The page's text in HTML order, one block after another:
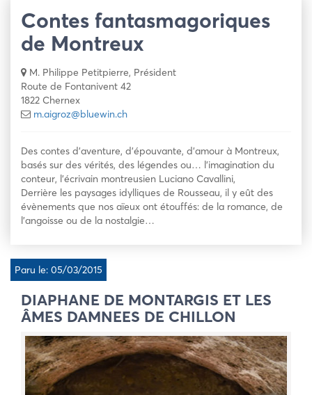
Contes fantasmagoriques
de Montreux
M. Philippe Petitpierre, Président
Route de Fontanivent 42
1822 Chernex
m.aigroz@bluewin.ch
Des contes d’aventure, d’épouvante, d’amour à Montreux,
basés sur des vérités, des légendes ou… l’imagination du
conteur, l’écrivain montreusien Luciano Cavallini,
Derrière les paysages idylliques de Rousseau, il y eût des
évènements que nos aïeux ont étouffés: de la romance, de
l’angoisse ou de la nostalgie…
Paru le: 05/03/2015
DIAPHANE DE MONTARGIS ET LES
ÂMES DAMNEES DE CHILLON